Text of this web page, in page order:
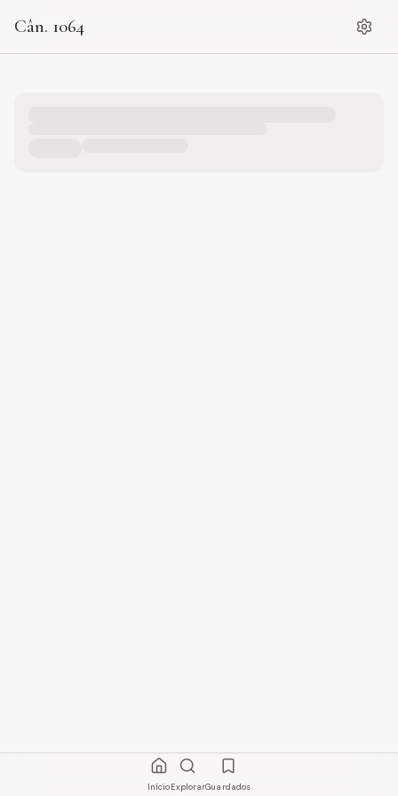
Cân. 1064
InícioExplorarGuardados